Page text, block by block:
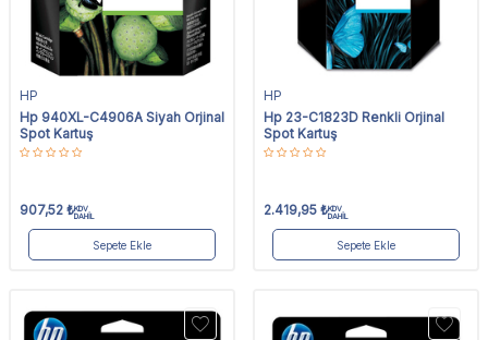
HP
Hp 940XL-C4906A Siyah Orjinal
Spot Kartuş
907,52 ₺KDV
DAHİL
Sepete Ekle
HP
Hp 23-C1823D Renkli Orjinal
Spot Kartuş
2.419,95 ₺KDV
DAHİL
Sepete Ekle